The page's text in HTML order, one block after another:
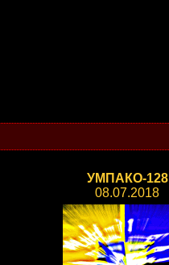
УМПАКО-128
08.07.2018